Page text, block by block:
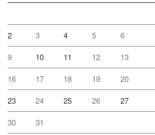
2 3 4 5 6
9 10 11 12 13
16 17 18 19 20
23 24 25 26 27
30
31